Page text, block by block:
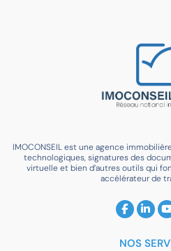
IMOCONSEIL est une agence
technologiques, signatures des
virtuelle et bien d’autres outils qui
accélérateur de
NOS